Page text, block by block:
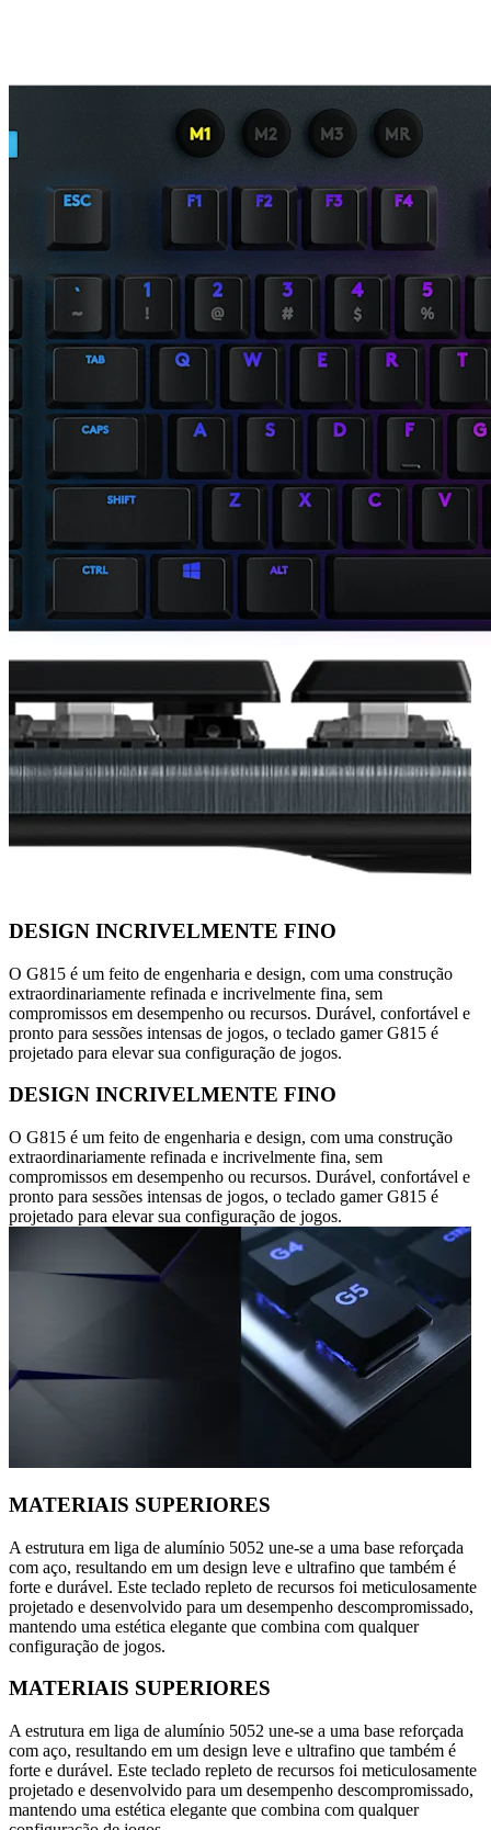
DESIGN INCRIVELMENTE FINO
O G815 é um feito de engenharia e design, com uma construção
extraordinariamente refinada e incrivelmente fina, sem
compromissos em desempenho ou recursos. Durável, confortável e
pronto para sessões intensas de jogos, o teclado gamer G815 é
projetado para elevar sua configuração de jogos.
DESIGN INCRIVELMENTE FINO
O G815 é um feito de engenharia e design, com uma construção
extraordinariamente refinada e incrivelmente fina, sem
compromissos em desempenho ou recursos. Durável, confortável e
pronto para sessões intensas de jogos, o teclado gamer G815 é
projetado para elevar sua configuração de jogos.
MATERIAIS SUPERIORES
A estrutura em liga de alumínio 5052 une-se a uma base reforçada
com aço, resultando em um design leve e ultrafino que também é
forte e durável. Este teclado repleto de recursos foi meticulosamente
projetado e desenvolvido para um desempenho descompromissado,
mantendo uma estética elegante que combina com qualquer
configuração de jogos.
MATERIAIS SUPERIORES
A estrutura em liga de alumínio 5052 une-se a uma base reforçada
com aço, resultando em um design leve e ultrafino que também é
forte e durável. Este teclado repleto de recursos foi meticulosamente
projetado e desenvolvido para um desempenho descompromissado,
mantendo uma estética elegante que combina com qualquer